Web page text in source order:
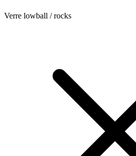
Verre lowball / rocks